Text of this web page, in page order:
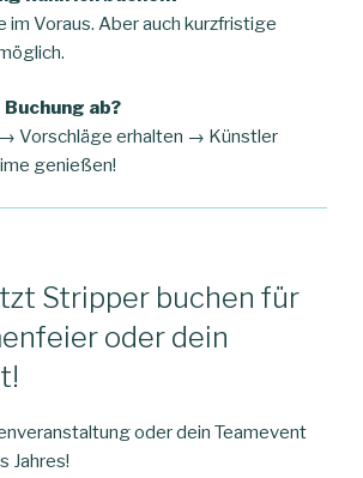
im Voraus. Aber auch kurzfristige
ab?
Vorschläge erhalten → Künstler
genießen!
Stripper buchen für
oder dein
oder dein Teamevent
Jahres!